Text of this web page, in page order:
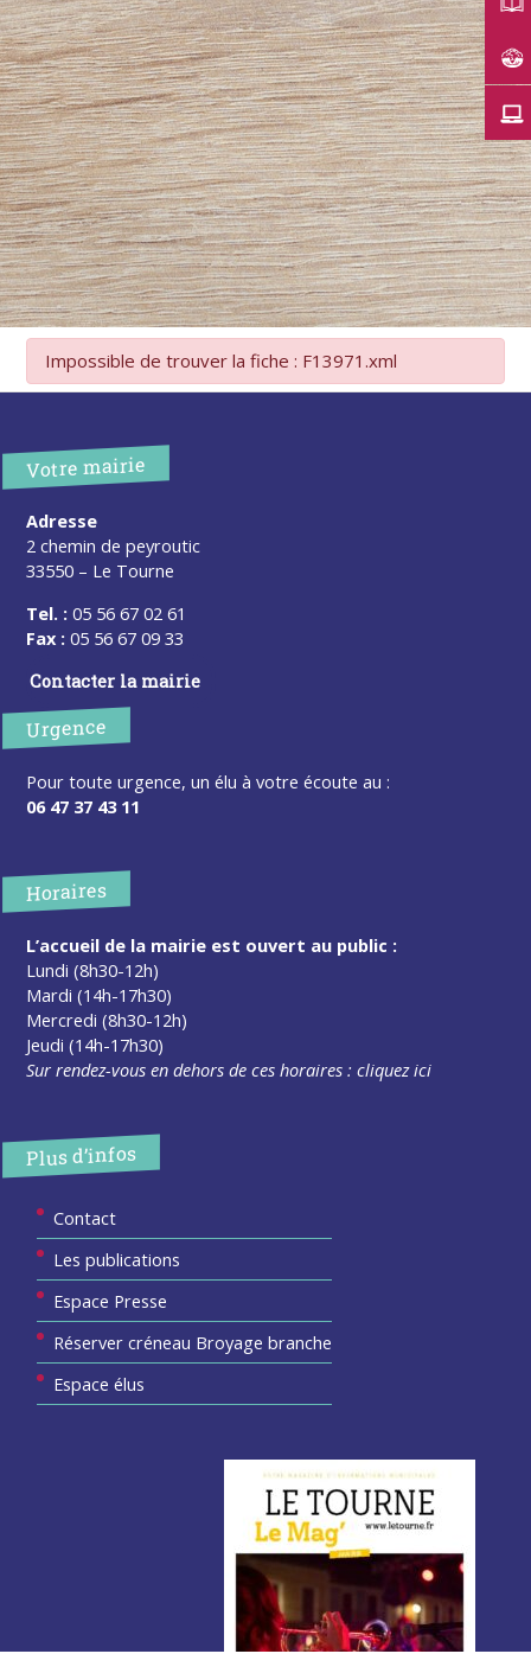
Impossible de trouver la fiche : F13971.xml
Votre mairie
Adresse
2 chemin de peyroutic
33550 – Le Tourne
Tel. : 05 56 67 02 61
Fax : 05 56 67 09 33
Contacter la mairie
Urgence
Pour toute urgence, un élu à votre écoute au :
06 47 37 43 11
Horaires
L’accueil de la mairie est ouvert au public :
Lundi (8h30-12h)
Mardi (14h-17h30)
Mercredi (8h30-12h)
Jeudi (14h-17h30)
Sur rendez-vous en dehors de ces horaires :cliquez ici
Plus d’infos
Contact
Les publications
Espace Presse
Réserver créneau Broyage branche
Espace élus